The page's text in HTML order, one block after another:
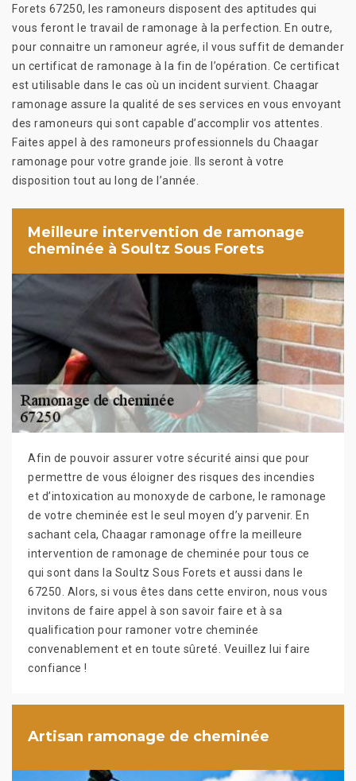
Forets 67250, les ramoneurs disposent des aptitudes qui
vous feront le travail de ramonage à la perfection. En outre,
pour connaitre un ramoneur agrée, il vous suffit de demander
un certificat de ramonage à la fin de l’opération. Ce certificat
est utilisable dans le cas où un incident survient. Chaagar
ramonage assure la qualité de ses services en vous envoyant
des ramoneurs qui sont capable d’accomplir vos attentes.
Faites appel à des ramoneurs professionnels du Chaagar
ramonage pour votre grande joie. Ils seront à votre
disposition tout au long de l’année.
Meilleure intervention de ramonage
cheminée à Soultz Sous Forets
Afin de pouvoir assurer votre sécurité ainsi que pour
permettre de vous éloigner des risques des incendies
et d’intoxication au monoxyde de carbone, le ramonage
de votre cheminée est le seul moyen d’y parvenir. En
sachant cela, Chaagar ramonage offre la meilleure
intervention de ramonage de cheminée pour tous ce
qui sont dans la Soultz Sous Forets et aussi dans le
67250. Alors, si vous êtes dans cette environ, nous vous
invitons de faire appel à son savoir faire et à sa
qualification pour ramoner votre cheminée
convenablement et en toute sûreté. Veuillez lui faire
confiance !
Artisan ramonage de cheminée